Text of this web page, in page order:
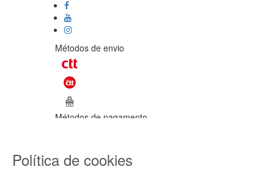
Métodos de envio
Métodos de pagamento
Todos os direitos reservados / Salvo
Política de cookies